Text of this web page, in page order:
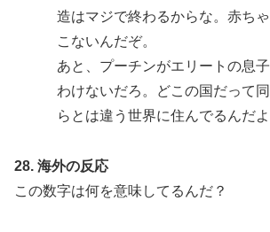
造はマジで終わるからな。赤ち
こないんだぞ。
あと、プーチンがエリートの息
わけないだろ。どこの国だって
らとは違う世界に住んでるんだよ
28. 海外の反応
この数字は何を意味してるんだ？